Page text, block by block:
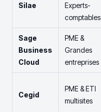
Silae
Experts-
comptables
Sage
Business
Cloud
PME &
Grandes
entreprises
Cegid
PME & ETI
multisites